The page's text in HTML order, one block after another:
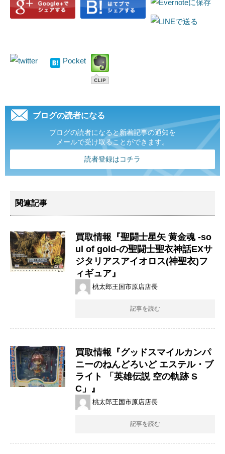
Pocket
ブログの読者になる
ブログの読者になると新着記事の通知を
メールで受け取ることができます。
読者登録はコチラ
関連記事
買取情報『聖闘士星矢 黄金魂 -so
ul of gold-の聖闘士聖衣神話EXサ
ジタリアスアイオロス(神聖衣)フ
ィギュア』
桃太郎王国市原店店長
記事を読む
買取情報『グッドスマイルカンパ
ニーのねんどろいど ​エステル・ブ
ライト ​「英雄伝説 ​空の軌跡 ​S
C」』
桃太郎王国市原店店長
記事を読む